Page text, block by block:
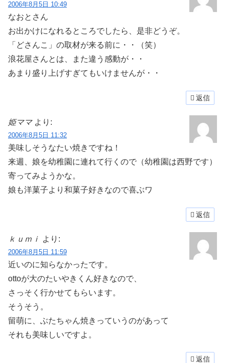
2006年8月5日 10:49
なおとさん
お出かけになれるところでしたら、是非どうぞ。
「どさんこ」の取材が来る前に・・（笑）
浪花屋さんとは、また違う感動が・・
あまり盛り上げすぎてもいけませんが・・
返信
姫ママ より:
2006年8月5日 11:32
美味しそうなたい焼きですね！
来週、娘を幼稚園に連れて行くので（幼稚園は西野です）
寄ってみようかな。
娘も洋菓子より和菓子好きなので喜ぶワ
返信
ｋｕｍｉ より:
2006年8月5日 11:59
近いのに知らなかったです。
ottoが大のたいやきくん好きなので、
さっそく行かせてもらいます。
そうそう。
留萌に、ぶたちゃん焼きっていうのがあって
それも美味しいですよ。
返信